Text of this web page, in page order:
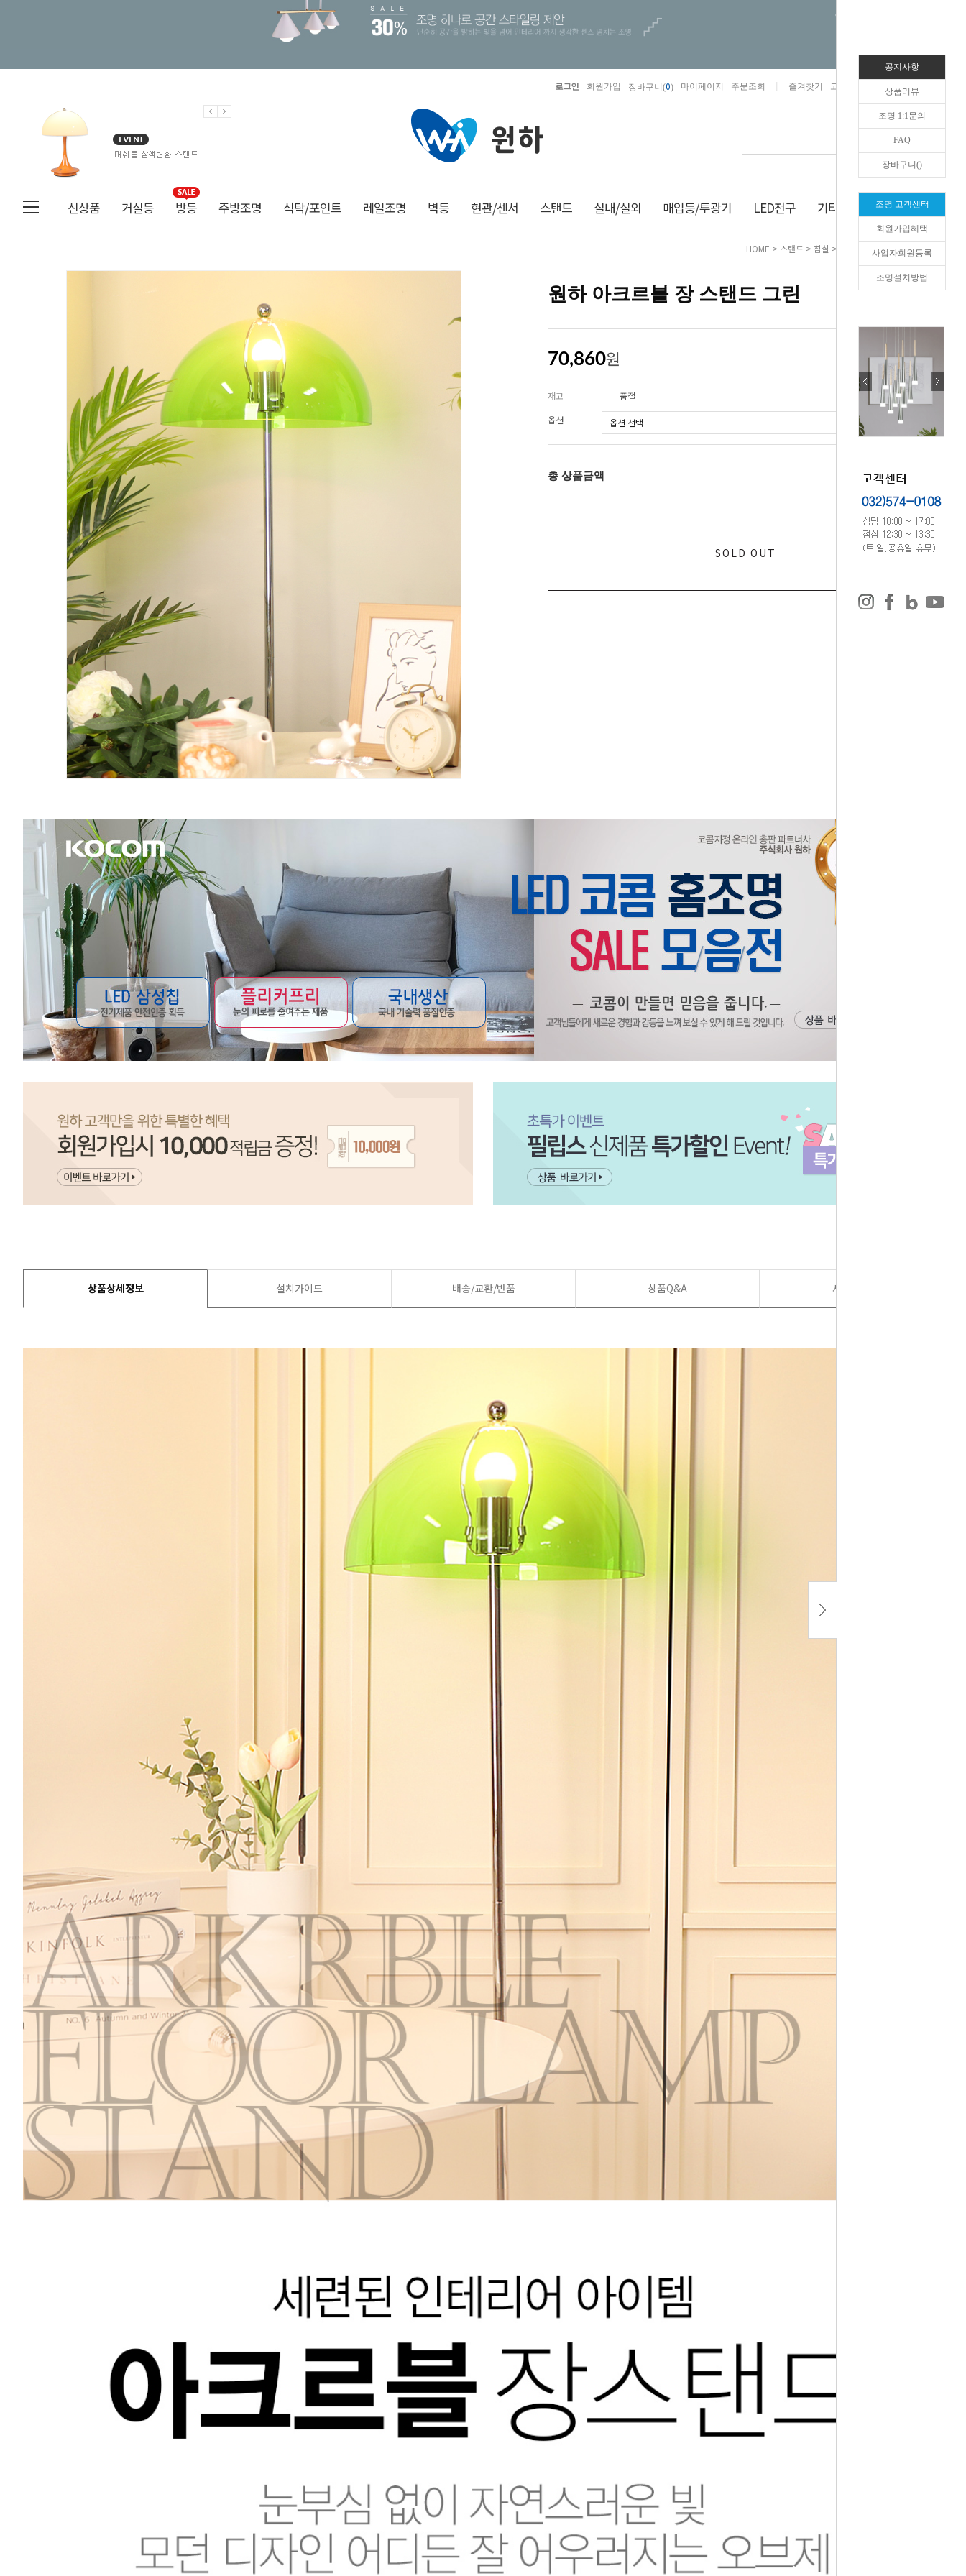
오늘하루 열지않음
로그인 회원가입 장바구니(0) 마이페이지 주문조회 즐겨찾기 고객센터 카카오톡채널/상담
신상품 거실등 방등 주방조명 식탁/포인트 레일조명 벽등 현관/센서 스탠드 실내/실외 매입등/투광기 LED전구 기타/잡화 생활/건강
HOME > 스탠드 > 침실 > 원하 아크르블 장 스탠드 그린
원하 아크르블 장 스탠드 그린
70,860원
재고
품절
옵션
총 상품금액
SOLD OUT
상품상세정보 설치가이드 배송/교환/반품 상품Q&A 사용후기
공지사항
상품리뷰
조명 1:1문의
FAQ
장바구니()
조명 고객센터
회원가입혜택
사업자회원등록
조명설치방법